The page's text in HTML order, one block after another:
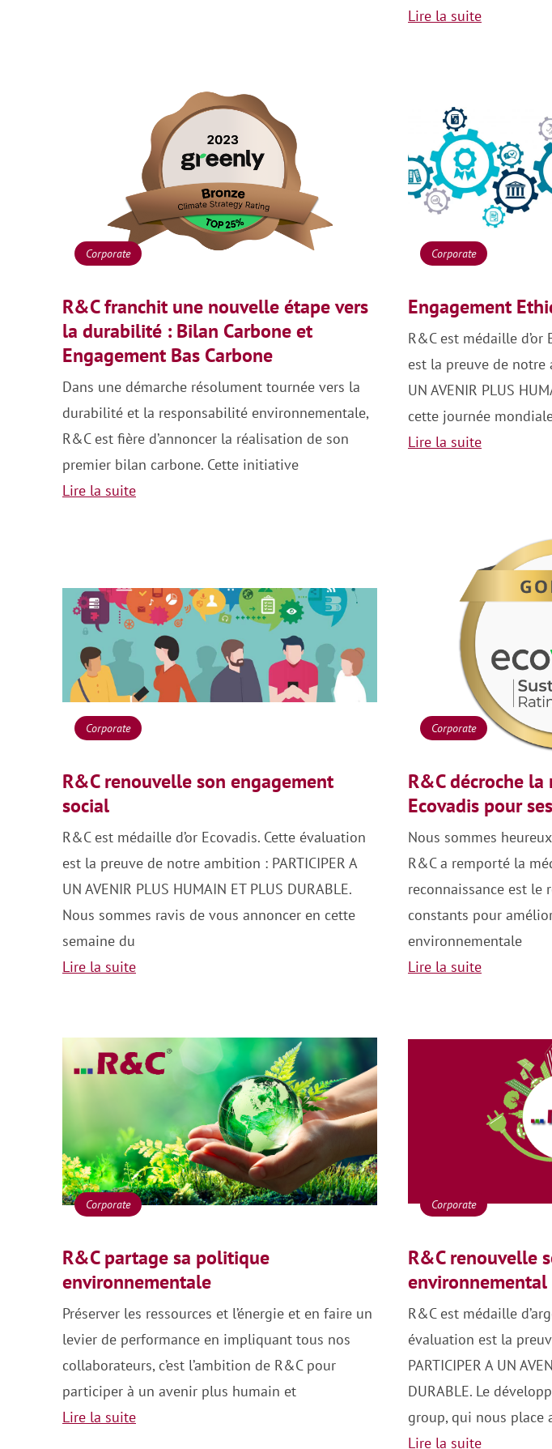
Lire la suite
Corporate
R&C franchit une nouvelle étape vers
la durabilité : Bilan Carbone et
Engagement Bas Carbone
Dans une démarche résolument tournée vers la
durabilité et la responsabilité environnementale,
R&C est fière d’annoncer la réalisation de son
premier bilan carbone. Cette initiative
Lire la suite
Corporate
Engagement
R&C est médaille d’or
est la preuve de notre
UN AVENIR PLUS
cette journée
Lire la suite
Corporate
R&C renouvelle son engagement
social
R&C est médaille d’or Ecovadis. Cette évaluation
est la preuve de notre ambition : PARTICIPER A
UN AVENIR PLUS HUMAIN ET PLUS DURABLE.
Nous sommes ravis de vous annoncer en cette
semaine du
Lire la suite
Corporate
R&C décroche
Ecovadis pour
Nous sommes
R&C a remporté la
reconnaissance est le
constants pour
environnementale
Lire la suite
Corporate
R&C partage sa politique
environnementale
Préserver les ressources et l’énergie et en faire un
levier de performance en impliquant tous nos
collaborateurs, c’est l’ambition de R&C pour
participer à un avenir plus humain et
Lire la suite
Corporate
R&C renouvelle
environnemental
R&C est médaille
évaluation est la
PARTICIPER A UN
DURABLE. Le
group, qui nous place
Lire la suite